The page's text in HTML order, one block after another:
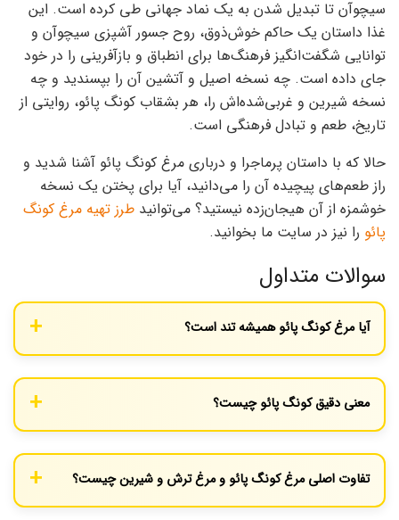
سیچوآن تا تبدیل شدن به یک نماد جهانی طی کرده است. این
غذا داستان یک حاکم خوش‌ذوق، روح جسور آشپزی سیچوآن و
توانایی شگفت‌انگیز فرهنگ‌ها برای انطباق و بازآفرینی را در خود
جای داده است. چه نسخه اصیل و آتشین آن را بپسندید و چه
نسخه شیرین و غربی‌شده‌اش را، هر بشقاب کونگ پائو، روایتی از
تاریخ، طعم و تبادل فرهنگی است.
حالا که با داستان پرماجرا و درباری مرغ کونگ پائو آشنا شدید و
راز طعم‌های پیچیده آن را می‌دانید، آیا برای پختن یک نسخه
خوشمزه از آن هیجان‌زده نیستید؟ می‌توانید طرز تهیه مرغ کونگ
پائو را نیز در سایت ما بخوانید.
سوالات متداول
آیا مرغ کونگ پائو همیشه تند است؟
فلفل سیچوآن است. اما نسخه‌های غربی‌شده آن معمولاً بسیار ملایم و
شیرین هستند.
معنی دقیق کونگ پائو چیست؟
بائوژن، فرماندار سیچوآن در قرن نوزدهم، اعطا شده بود و نام غذا از
لقب او گرفته شد.
تفاوت اصلی مرغ کونگ پائو و مرغ ترش و شیرین چیست؟